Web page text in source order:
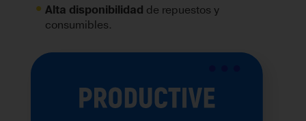
Alta disponibilidad de repuestos y
consumibles.